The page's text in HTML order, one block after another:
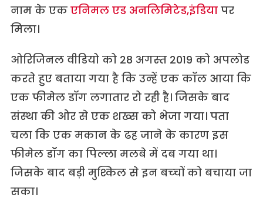
नाम के एक एनिमल एड अनलिमिटेड,इंडियापर
मिला।
ओरिजिनल वीडियो को 28 अगस्‍त 2019 को अपलोड
करते हुए बताया गया है कि उन्‍हें एक कॉल आया कि
एक फीमेल डॉग लगातार रो रही है। जिसके बाद
संस्‍था की ओर से एक शख्‍स को भेजा गया। पता
चला कि एक मकान के ढह जाने के कारण इस
फीमेल डॉग का पिल्ला मलबे में दब गया था।
जिसके बाद बड़ी मुश्किल से इन बच्‍चों को बचाया जा
सका।